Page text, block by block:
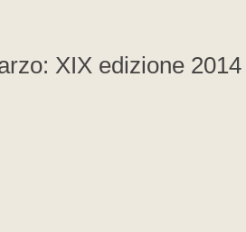
XIX edizione 2014